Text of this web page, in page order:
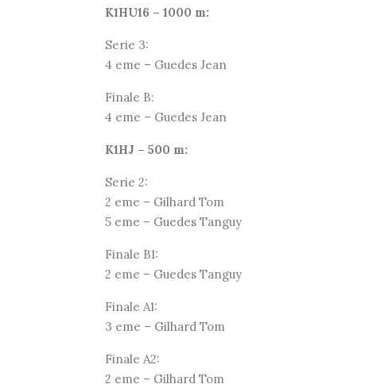
K1HU16 – 1000 m:
Serie 3:
4 eme – Guedes Jean
Finale B:
4 eme – Guedes Jean
K1HJ – 500 m:
Serie 2:
2 eme – Gilhard Tom
5 eme – Guedes Tanguy
Finale B1:
2 eme – Guedes Tanguy
Finale A1:
3 eme – Gilhard Tom
Finale A2:
2 eme – Gilhard Tom